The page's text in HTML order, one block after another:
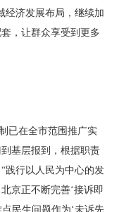
经济发展布局，继续加
，让群众享受到更多
已在全市范围推广实
基层报到，根据职责
践行以人民为中心的发
京正不断完善‘接诉即
民生问题作为‘未诉先